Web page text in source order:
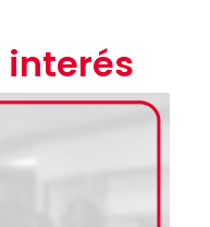
interés